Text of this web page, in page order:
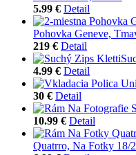
5.99 € Detail
Pohovka Geneve,
219 € Detail
4.99 € Detail
30 € Detail
10.99 € Detail
Quatrro, Na Fotky 18/